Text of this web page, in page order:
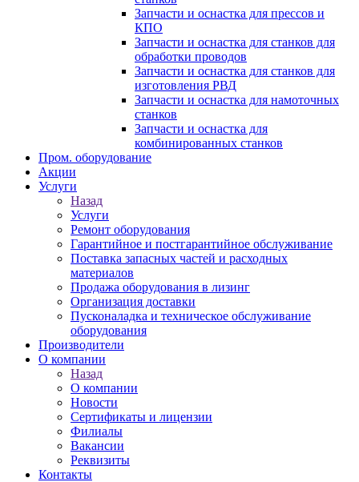
Запчасти и оснастка для прессов и
КПО
Запчасти и оснастка для станков для
обработки проводов
Запчасти и оснастка для станков для
изготовления РВД
Запчасти и оснастка для намоточных
станков
Запчасти и оснастка для
комбинированных станков
Пром. оборудование
Акции
Услуги
Назад
Услуги
Ремонт оборудования
Гарантийное и постгарантийное обслуживание
Поставка запасных частей и расходных
материалов
Продажа оборудования в лизинг
Организация доставки
Пусконаладка и техническое обслуживание
оборудования
Производители
О компании
Назад
О компании
Новости
Сертификаты и лицензии
Филиалы
Вакансии
Реквизиты
Контакты